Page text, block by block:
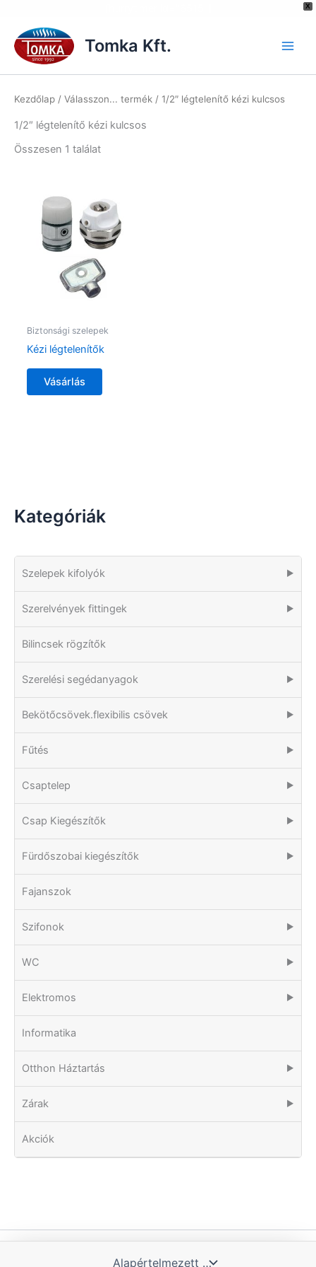
X
content
Tomka Kft.
Kategóriák
Szelepek kifolyók ▶
Szerelvények fittingek ▶
Bilincsek rögzítők
Szerelési segédanyagok ▶
Bekötőcsövek.flexibilis csövek ▶
Fűtés ▶
Csaptelep ▶
Csap Kiegészítők ▶
Fürdőszobai kiegészítők ▶
Fajanszok
Szifonok ▶
WC ▶
Elektromos ▶
Informatika
Otthon Háztartás ▶
Zárak ▶
Akciók
Kezdőlap / Válasszon... termék / 1/2″ légtelenítő kézi kulcsos
1/2″ légtelenítő kézi kulcsos
Összesen 1 találat
Biztonsági szelepek
Kézi légtelenítők
Vásárlás
Copyright © 2026 Tomka Kft. | Powered by Blue Hill IT Solutions